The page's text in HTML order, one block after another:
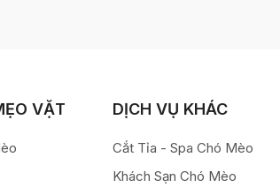
VẶT DỊCH VỤ KHÁC
Cắt Tỉa - Spa Chó Mèo
Khách Sạn Chó Mèo